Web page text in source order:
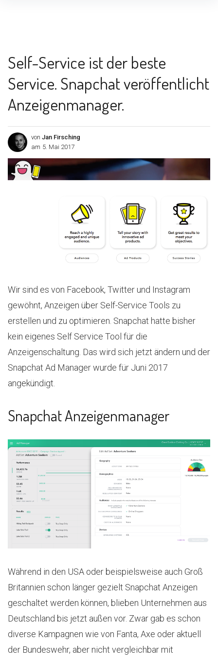
Self-Service ist der beste
Service. Snapchat veröffentlicht
Anzeigenmanager.
von Jan Firsching
am 5. Mai 2017
Wir sind es von Facebook, Twitter und Instagram
gewöhnt, Anzeigen über Self-Service Tools zu
erstellen und zu optimieren. Snapchat hatte bisher
kein eigenes Self Service Tool für die
Anzeigenschaltung. Das wird sich jetzt ändern und der
Snapchat Ad Manager wurde für Juni 2017
angekündigt.
Snapchat Anzeigenmanager
Während in den USA oder beispielsweise auch Groß
Britannien schon länger gezielt Snapchat Anzeigen
geschaltet werden können, blieben Unternehmen aus
Deutschland bis jetzt außen vor. Zwar gab es schon
diverse Kampagnen wie von Fanta, Axe oder aktuell
der Bundeswehr, aber nicht vergleichbar mit